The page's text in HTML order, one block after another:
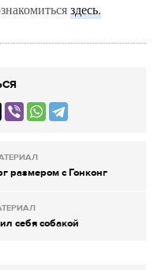
здесь.
размером с Гонконг
себя собакой